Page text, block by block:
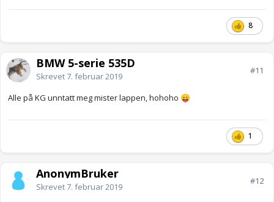
8
BMW 5-serie 535D
Skrevet7. februar 2019
#11
Alle på KG unntatt meg mister lappen, hohoho 😛
1
AnonymBruker
Skrevet7. februar 2019
#12